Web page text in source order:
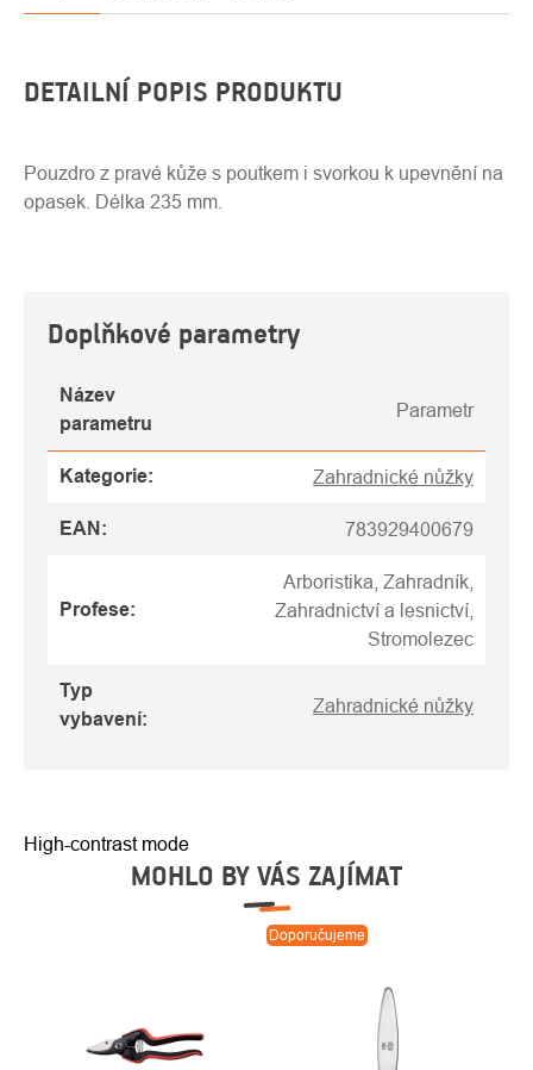
DETAILNÍ POPIS PRODUKTU
Pouzdro z pravé kůže s poutkem i svorkou k upevnění na
opasek. Délka 235 mm.
Doplňkové parametry
Název
parametru
Parametr
Kategorie: Zahradnické nůžky
EAN : 783929400679
Profese:
Arboristika, Zahradník,
Zahradnictví a lesnictví,
Stromolezec
Typ
vybavení:
Zahradnické nůžky
High-contrast mode
MOHLO BY VÁS ZAJÍMAT
Doporučujeme